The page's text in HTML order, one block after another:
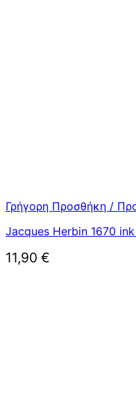
Γρήγορη Προσθήκη /
Jacques Herbin 1670
11,90 €